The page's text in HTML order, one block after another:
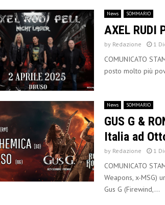
News SOMMARIO
AXEL RUDI
by Redazione 1
COMUNICATO
posto molto più
News SOMMARIO
GUS G &
Italia ad
by Redazione 1
COMUNICATO
Weapons, x-MSG)
Gus G (Firewind,...